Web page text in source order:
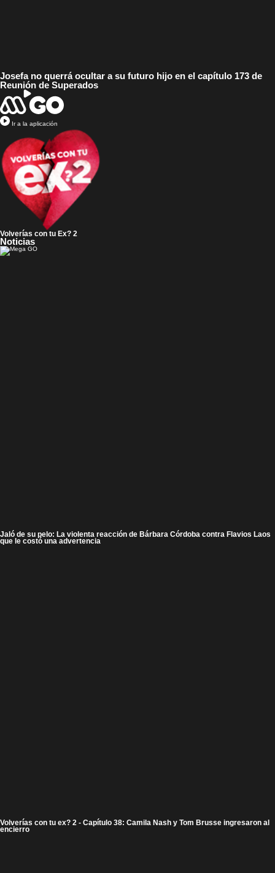
Josefa no querrá ocultar a su futuro hijo en el capítulo 173 de
Reunión de Superados
Ir a la aplicación
Volverías con tu Ex? 2
Noticias
Jaló de su pelo: La violenta reacción de Bárbara Córdoba contra Flavios Laos
que le costó una advertencia
Volverías con tu ex? 2 - Capítulo 38: Camila Nash y Tom Brusse ingresaron al
encierro